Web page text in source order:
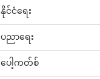
နိုင်ငံရေး
ပညာရေး
ပေါ့ကတ်စ်